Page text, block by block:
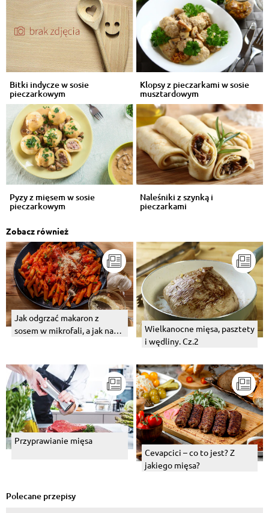
Bitki indycze w sosie
pieczarkowym
Klopsy z pieczarkami w sosie
musztardowym
Pyzy z mięsem w sosie
pieczarkowym
Naleśniki z szynką i
pieczarkami
Zobacz również
Jak odgrzać makaron z
sosem w mikrofali, a jak na
Wielkanocne mięsa, pasztety
i wędliny. Cz.2
Przyprawianie mięsa
Cevapcici – co to jest? Z
jakiego mięsa?
Polecane przepisy